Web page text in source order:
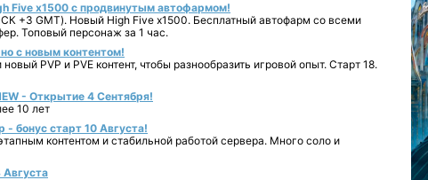
Five x1500 с продвинутым автофармом!
+3 GMT). Новый High Five x1500. Бесплатный автофарм со всеми
Топовый персонаж за 1 час.
с новым контентом!
PVP и PVE контент, чтобы разнообразить игровой опыт. Старт 18.
- Открытие 4 Сентября!
10 лет
бонус старт 10 Августа!
контентом и стабильной работой сервера. Много соло и